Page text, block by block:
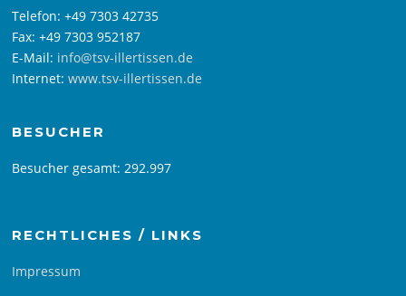
Telefon: +49 7303 42735
Fax: +49 7303 952187
E-Mail: info@tsv-illertissen.de
Internet:www.tsv-illertissen.de
BESUCHER
Besucher gesamt:292.997
RECHTLICHES / LINKS
Impressum